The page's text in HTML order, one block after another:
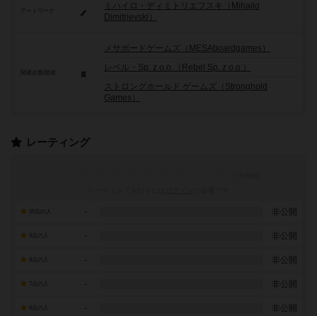
アートワーク
ミハイロ・ディミトリエフスキ（Mihajlo
Dimitrievski）
メサボードゲームズ（MESAboardgames）
レベル・Sp. z o.o.（Rebel Sp. z o.o.）
ストロングホールド ゲームズ（Stronghold
Games）
レーティング
- 非公開
- 非公開
- 非公開
7点の人 - 非公開
- 非公開